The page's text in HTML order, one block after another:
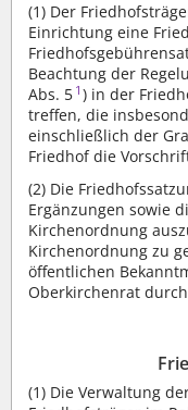
(1) Der
Einrichtung eine
Beachtung der
Abs. 5 1 ) in der
treffen, die
einschließlich der
Friedhof die
(2) Die
Ergänzungen sowie
Kirchenordnung
Kirchenordnung zu
öffentlichen
Oberkirchenrat
(1) Die Verwaltung